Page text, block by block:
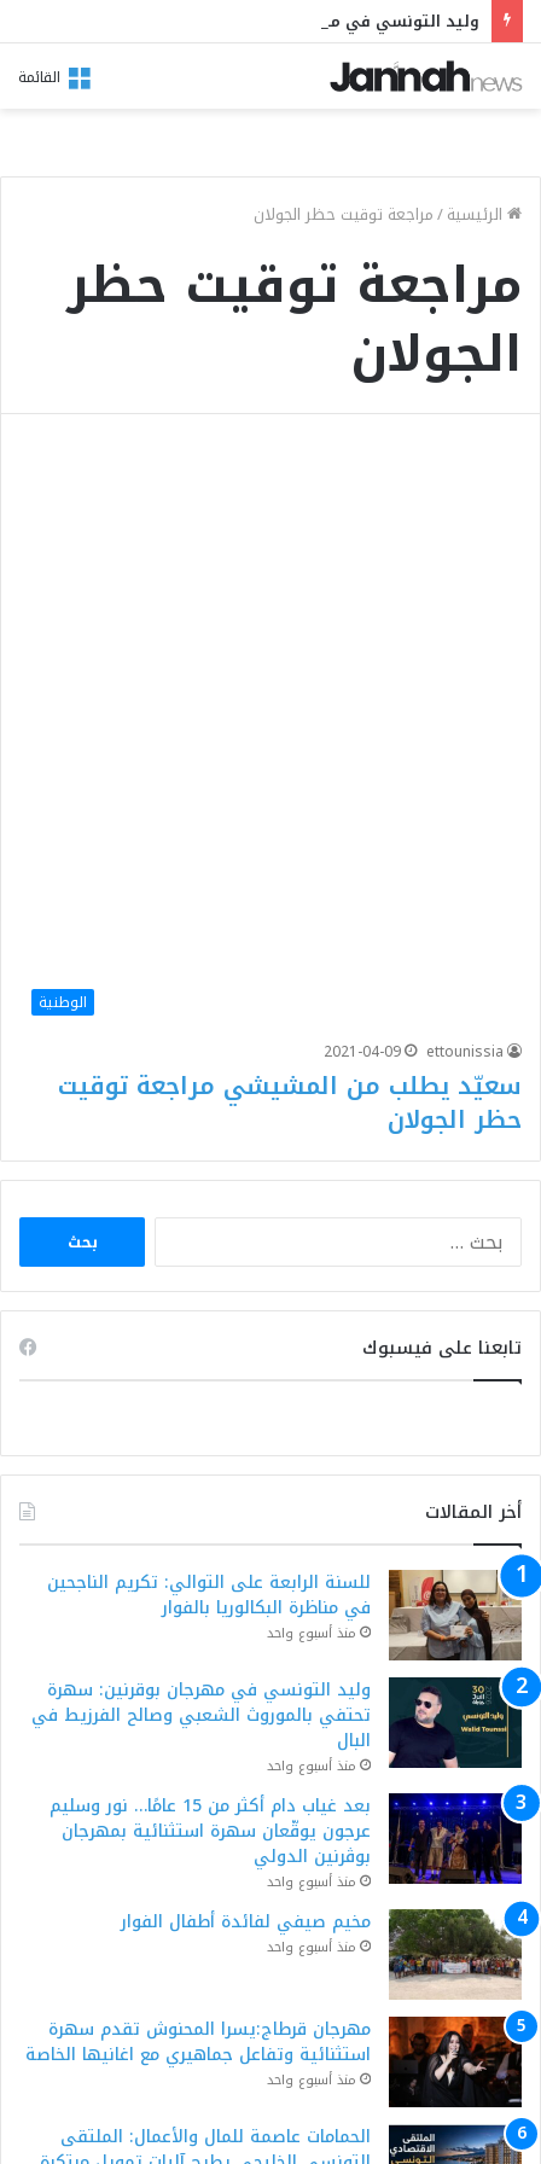
القائمة
الرئيسية/مراجعة توقيت حظر الجولان
مراجعة توقيت حظر
الجولان
الوطنية
ettounissia
2021-04-09
سعيّد يطلب من المشيشي مراجعة توقيت
حظر الجولان
البحث
تابعنا على فيسبوك
أخر المقالات
للسنة الرابعة على التوالي: تكريم الناجحين
في مناظرة البكالوريا بالفوار
منذ أسبوع واحد
وليد التونسي في مهرجان بوقرنين: سهرة
تحتفي بالموروث الشعبي وصالح الفرزيط في
البال
منذ أسبوع واحد
بعد غياب دام أكثر من 15 عامًا… نور وسليم
عرجون يوقّعان سهرة استثنائية بمهرجان
بوڨرنين الدولي
منذ أسبوع واحد
مخيم صيفي لفائدة أطفال الفوار
منذ أسبوع واحد
مهرجان قرطاج:يسرا المحنوش تقدم سهرة
استثنائية وتفاعل جماهيري مع اغانيها الخاصة
منذ أسبوع واحد
الحمامات عاصمة للمال والأعمال: الملتقى